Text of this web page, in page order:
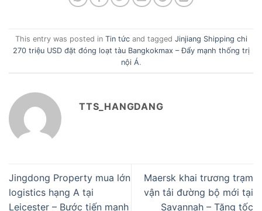
This entry was posted in Tin tứcand tagged Jinjiang Shipping chi
270 triệu USD đặt đóng loạt tàu Bangkokmax – Đẩy mạnh thống trị
nội Á.
TTS_HANGDANG
Jingdong Property mua lớn
logistics hạng A tại
Leicester – Bước tiến mạnh
Maersk khai trương trạm
vận tải đường bộ mới tại
Savannah – Tăng tốc